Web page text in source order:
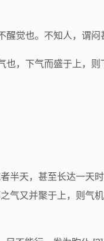
醒觉也。不知人，谓
也，下气而盛于上，
半天，甚至长达一天
气又并聚于上，则气